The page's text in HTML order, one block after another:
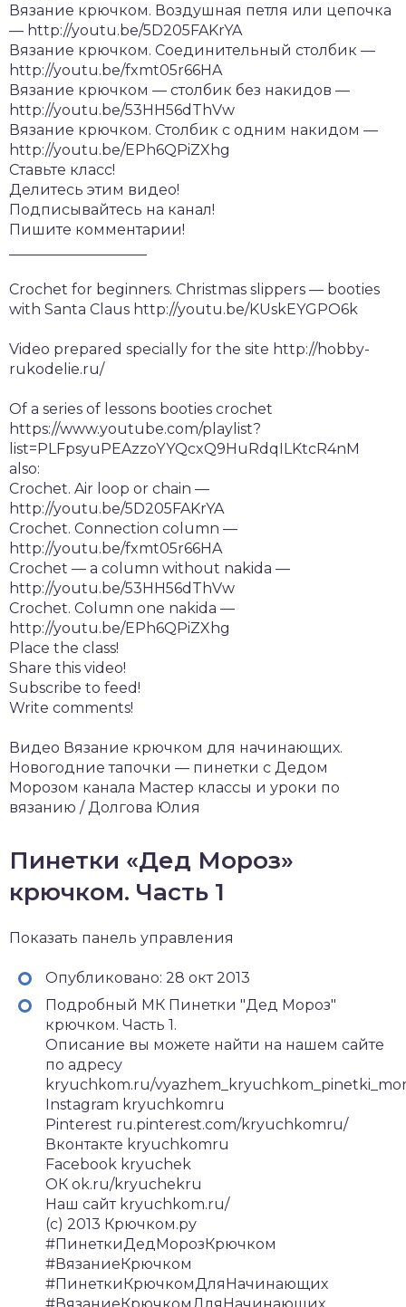
Вязание крючком. Воздушная петля или цепочка
— http://youtu.be/5D205FAKrYA
Вязание крючком. Соединительный столбик —
http://youtu.be/fxmt05r66HA
Вязание крючком — столбик без накидов —
http://youtu.be/53HH56dThVw
Вязание крючком. Столбик с одним накидом —
http://youtu.be/EPh6QPiZXhg
Ставьте класс!
Делитесь этим видео!
Подписывайтесь на канал!
Пишите комментарии!
Crochet for beginners. Christmas slippers — booties
with Santa Claus http://youtu.be/KUskEYGPO6k
Video prepared specially for the site http://hobby-
rukodelie.ru/
Of a series of lessons booties crochet
https://www.youtube.com/playlist?
list=PLFpsyuPEAzzoYYQcxQ9HuRdqILKtcR4nM
also:
Crochet. Air loop or chain —
http://youtu.be/5D205FAKrYA
Crochet. Connection column —
http://youtu.be/fxmt05r66HA
Crochet — a column without nakida —
http://youtu.be/53HH56dThVw
Crochet. Column one nakida —
http://youtu.be/EPh6QPiZXhg
Place the class!
Share this video!
Subscribe to feed!
Write comments!
Видео Вязание крючком для начинающих.
Новогодние тапочки — пинетки с Дедом
Морозом канала Мастер классы и уроки по
вязанию / Долгова Юлия
Пинетки «Дед Мороз»
крючком. Часть 1
Показать панель управления
Опубликовано: 28 окт 2013
Подробный МК Пинетки "Дед Мороз"
крючком. Часть 1.
Описание вы можете найти на нашем сайте
по адресу
kryuchkom.ru/
Instagram kryuchkomru
Pinterest ru.pinterest.com/kryuchkomru/
Вконтакте kryuchkomru
Facebook kryuchek
ОК ok.ru/kryuchekru
Наш сайт kryuchkom.ru/
(c) 2013 Крючком.ру
#ПинеткиДедМорозКрючком
#ВязаниеКрючком
#ПинеткиКрючкомДляНачинающих
#ВязаниеКрючкомДляНачинающих